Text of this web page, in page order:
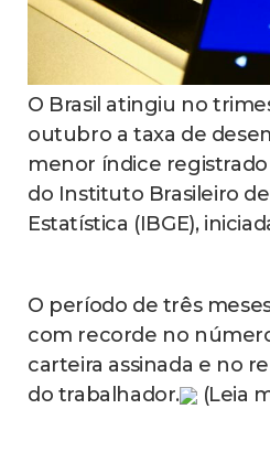
O Brasil atingiu no
outubro a taxa de
menor índice
do Instituto Brasileiro
Estatística (IBGE),
O período de três
com recorde no
carteira assinada e no
do trabalhador.
(Leia